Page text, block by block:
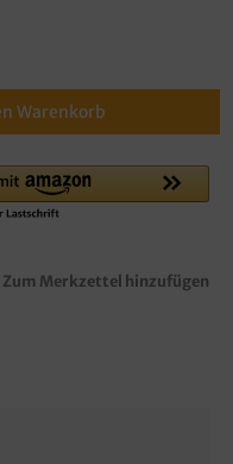
Warenkorb
Zum Merkzettel hinzufügen